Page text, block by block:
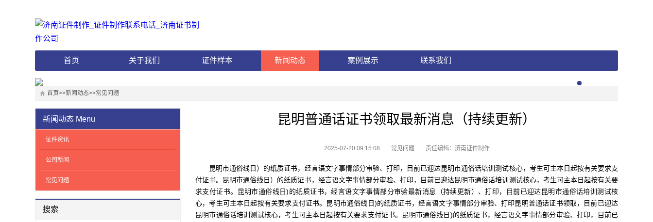
首页 关于我们 证件样本 新闻动态 案例展示 联系我们
首页>>新闻动态>>常见问题
昆明普通话证书领取最新消息（持续更新）
2025-07-20 09:15:08 常见问题 责任编辑：济南证件制作
昆明市通俗线日）的纸质证书，经言语文字事情部分审验、打印，目前已迎达昆明市通俗话培训测试核心，考生可主本日起按有关要求支
付证书。昆明市通俗线日）的纸质证书，经言语文字事情部分审验、打印，目前已迎达昆明市通俗话培训测试核心，考生可主本日起按有关要
求支付证书。昆明市通俗线日)的纸质证书，经言语文字事情部分审验最新消息（持续更新）、打印，目前已迎达昆明市通俗话培训测试核
心，考生可主本日起按有关要求支付证书。昆明市通俗线日)的纸质证书，经言语文字事情部分审验、打印昆明普通话证书领取，目前已迎达
昆明市通俗话培训测试核心，考生可主本日起按有关要求支付证书。昆明市通俗线日)的纸质证书，经言语文字事情部分审验、打印，目前已
新闻动态 Menu
证件资讯
公司新闻
常见问题
搜索